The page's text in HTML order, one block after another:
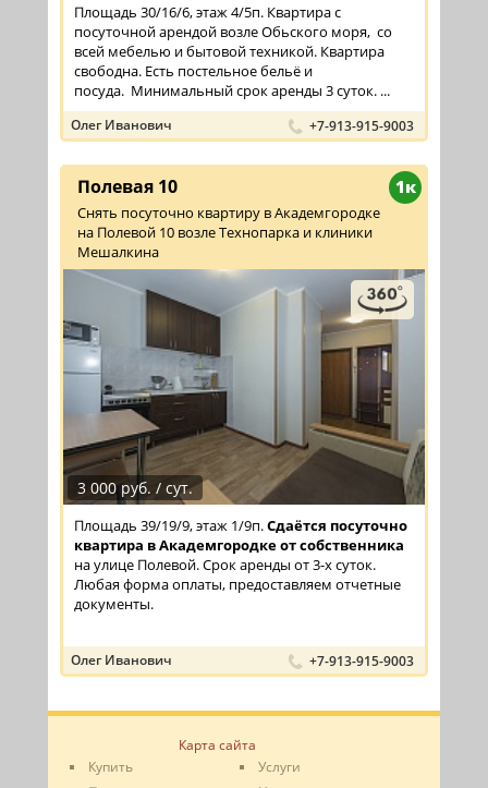
Площадь 30/16/6, этаж 4/5п. Квартира с
посуточной арендой возле Обьского моря, со
всей мебелью и бытовой техникой. Квартира
свободна. Есть постельное бельё и
посуда. Минимальный срок аренды 3 суток. ...
Олег Иванович +7-913-915-9003
1к
Полевая 10
Снять посуточно квартиру в Академгородке
на Полевой 10 возле Технопарка и клиники
Мешалкина
3 000 руб. / сут.
Площадь 39/19/9, этаж 1/9п.Сдаётся посуточно
квартира в Академгородке от собственника
на улице Полевой. Срок аренды от 3-х суток.
Любая форма оплаты, предоставляем отчетные
документы.
Удобства:
...
Олег Иванович +7-913-915-9003
Карта сайта
Купить
Услуги